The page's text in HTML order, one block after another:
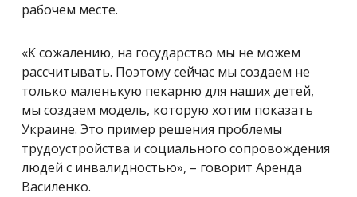
рабочем месте.
«К сожалению, на государство мы не можем
рассчитывать. Поэтому сейчас мы создаем не
только маленькую пекарню для наших детей,
мы создаем модель, которую хотим показать
Украине. Это пример решения проблемы
трудоустройства и социального сопровождения
людей с инвалидностью», – говорит Аренда
Василенко.